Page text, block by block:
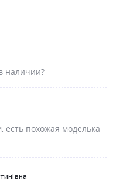
наличии?
есть похожая моделька